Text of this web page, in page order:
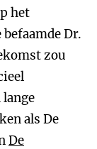
het
Dr.
zou
als De
De